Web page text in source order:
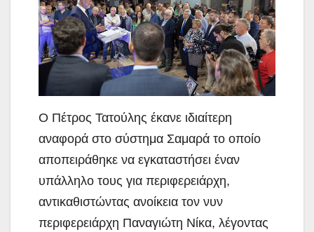
Ο Πέτρος Τατούλης έκανε ιδιαίτερη
αναφορά στο σύστημα Σαμαρά το οποίο
αποπειράθηκε να εγκαταστήσει έναν
υπάλληλο τους για περιφερειάρχη,
αντικαθιστώντας ανοίκεια τον νυν
περιφερειάρχη Παναγιώτη Νίκα, λέγοντας